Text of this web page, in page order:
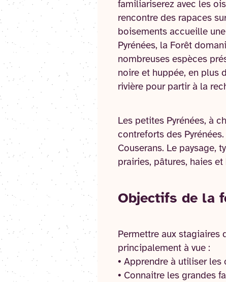
familiariserez avec les
rencontre des rapaces
boisements accueille
Pyrénées, la Forêt
nombreuses espèces
noire et huppée, en plus
rivière pour partir à la
Les petites Pyrénées, à
contreforts des
Couserans. Le paysage,
prairies, pâtures, haies
Objectifs de la
Permettre aux stagiaires
principalement à vue :
• Apprendre à utiliser les
• Connaitre les grandes